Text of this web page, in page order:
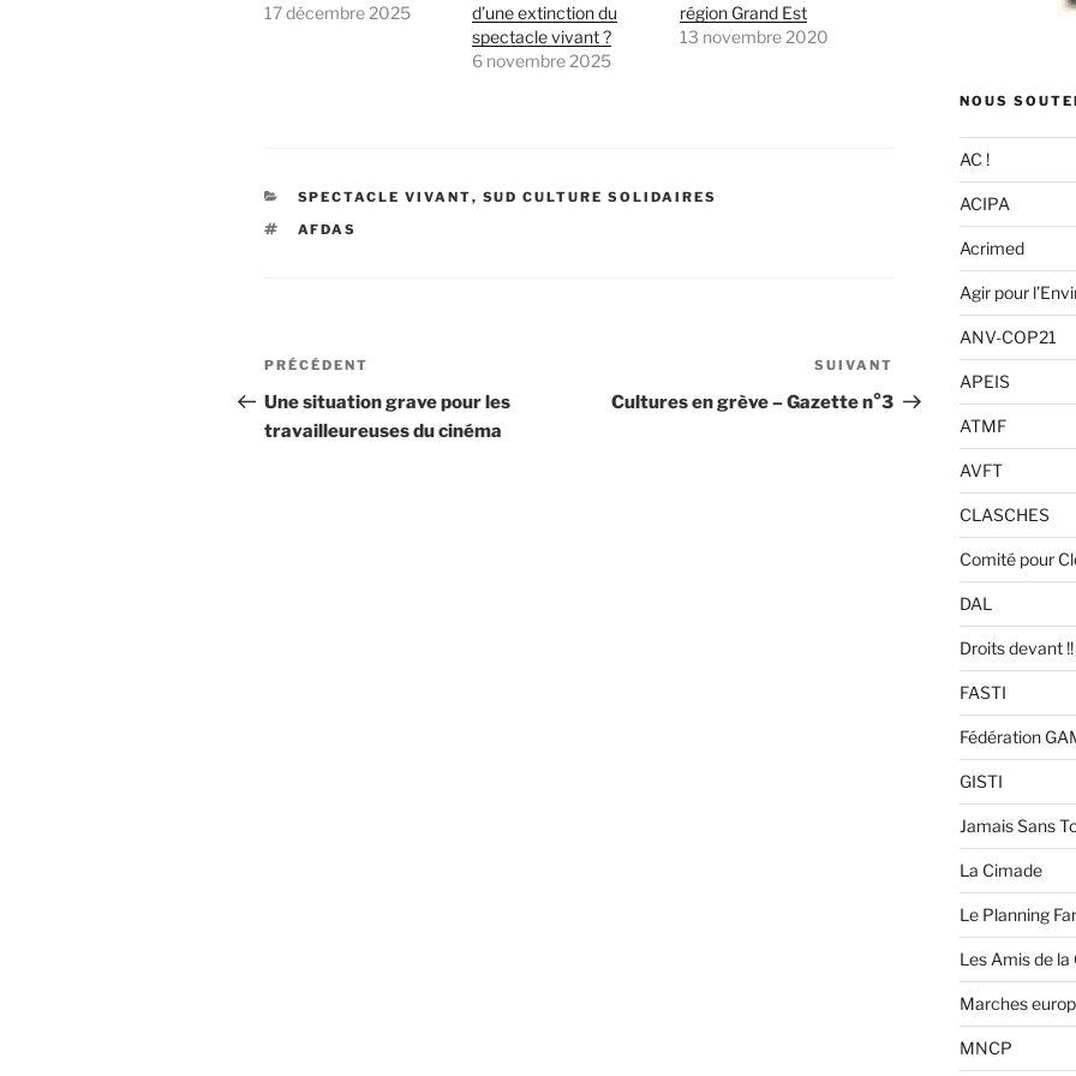
17 décembre 2025
d’une extinction du
spectacle vivant ?
6 novembre 2025
région Grand Est
13 novembre 2020
CATÉGORIES
SPECTACLE VIVANT, SUD CULTURE SOLIDAIRES
ÉTIQUETTES
AFDAS
Navigation
de
l’article
Article
précédent
PRÉCÉDENT
Une situation grave pour les
travailleureuses du cinéma
suivant
SUIVANT
Cultures en grève – Gazette n°3
NOUS
AC !
ACIPA
Acrimed
Agir pour
ANV-COP21
APEIS
ATMF
AVFT
CLASCHES
Comité pour
DAL
Droits devant !!
FASTI
Fédération
GISTI
Jamais Sans
La Cimade
Le Planning
Les Amis de
Marches
MNCP